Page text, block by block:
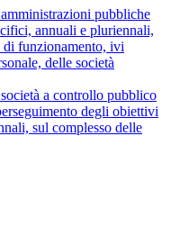
pubbliche
annuali e pluriennali,
di funzionamento, ivi
delle società
a controllo pubblico
degli obiettivi
sul complesso delle